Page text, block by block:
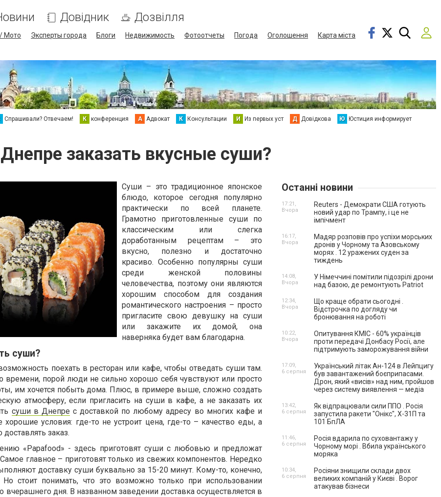
Довідник Дозвілля
Мото Эксперты города Блоги Недвижимость Фотоотчеты Погода Оголошення
Карта міста
Спрашивали? Отвечаем! К конференция А Адвокат К Консультации И Из первых уст Д Довідкова Ю Юстиция информирует
заказать вкусные суши?
Суши – это традиционное японское
блюдо, которое сегодня популярно
практически по всей планете.
Грамотно приготовленные суши по
классическим или слегка
доработанным рецептам – это
вкусно, полезно и достаточно
красиво. Особенно популярны суши
среди женской половины
человечества, поэтому они являются
хорошим способом для создания
романтического настроения – просто
пригласите свою девушку на суши
или закажите их домой, она
наверняка будет вам благодарна.
суши?
поехать в ресторан или кафе, чтобы отведать суши там.
времени, порой люди не сильно хорошо себя чувствуют или просто
им хочется побыть дома. Плюс, в примере выше, сложно создать
атмосферу, если пригласить на суши в кафе, а не заказать их
суши в Днепре с доставкой по любому адресу во многих кафе и
хорошие условия: где-то не устроит цена, где-то – качество еды, а
доставлять заказ.
«Papafood» - здесь приготовят суши с любовью и предложат
главное – приготовят только из свежих компонентов. Нередко
доставку суши буквально за 15-20 минут. Кому-то, конечно,
Но стоит понимать, что это возможно только при использовании
вчерашнего дня. В названном заведении доставка осуществляется в
Останні новини
Reuters - Демократи США готують
новий удар по Трампу, і це не
імпічмент
17:21,
Вчора
Мадяр розповів про успіхи морських
дронів у Чорному та Азовському
морях . 12 уражених суден за
тиждень
16:17,
Вчора
У Німеччині помітили підозрілі дрони
над базою, де ремонтують Patriot
14:08,
Вчора
Що краще обрати сьогодні .
Відстрочка по догляду чи
бронювання на роботі
12:34,
Вчора
Опитування КМІС - 60% українців
проти передачі Донбасу Росії, але
підтримують заморожування війни
10:22,
Вчора
Український літак Ан-124 в Лейпцигу
був завантажений боєприпасами.
Дрон, який «висів» над ним, пройшов
через систему виявлення — медіа
17:09,
6 серпня
Як відпрацювали сили ППО . Росія
запустила ракети "Онікс", Х-31П та
101 БпЛА
13:42,
6 серпня
Росія вдарила по суховантажу у
Чорному морі . Вбила українського
моряка
11:46,
6 серпня
Росіяни знищили склади двох
великих компаній у Києві . Ворог
атакував бізнеси
10:34,
6 серпня